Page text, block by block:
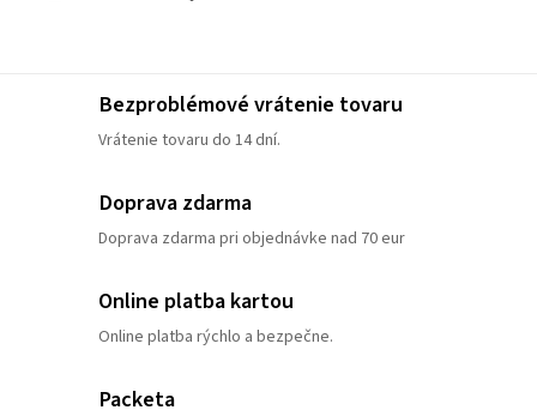
Bezproblémové vrátenie tovaru
Vrátenie tovaru do 14 dní.
Doprava zdarma
Doprava zdarma pri objednávke nad 70 eur
Online platba kartou
Online platba rýchlo a bezpečne.
Packeta